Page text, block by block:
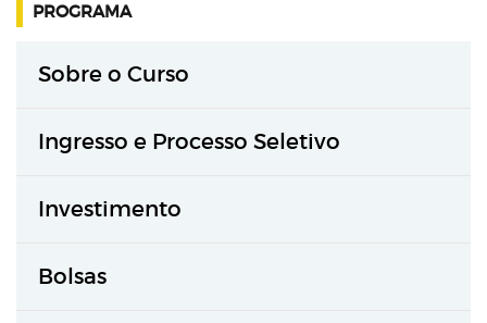
PROGRAMA
Sobre o Curso
Ingresso e Processo Seletivo
Investimento
Bolsas